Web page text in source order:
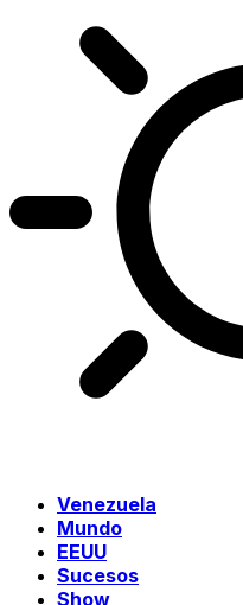
Venezuela
Mundo
EEUU
Sucesos
Show